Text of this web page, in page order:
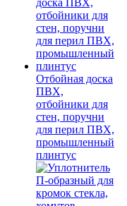
Отбойная доска
ПВХ,
отбойники для
стен, поручни
для перил ПВХ,
промышленный
плинтус